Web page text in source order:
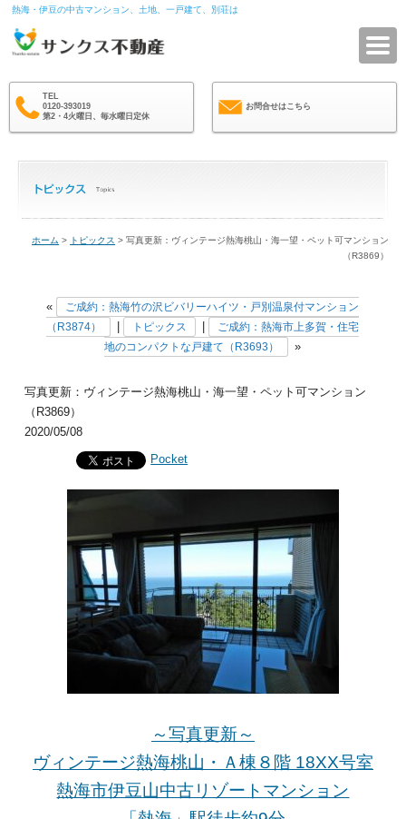
熱海・伊豆の中古マンション、土地、一戸建て、別荘は
TEL
0120-393019
第2・4火曜日、毎水曜日定休
お問合せはこちら
ホーム > トピックス > 写真更新：ヴィンテージ熱海桃山・海一望・ペット可マンション
（R3869）
«
ご成約：熱海竹の沢ビバリーハイツ・戸別温泉付マンション
（R3874）
トピックス
ご成約：熱海市上多賀・住宅
地のコンパクトな戸建て（R3693）
»
写真更新：ヴィンテージ熱海桃山・海一望・ペット可マンション
（R3869）
2020/05/08
Pocket
～写真更新～
ヴィンテージ熱海桃山・Ａ棟８階 18XX号室
熱海市伊豆山中古リゾートマンション